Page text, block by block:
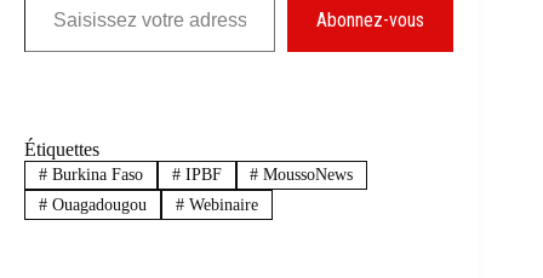
Abonnez-vous
Étiquettes
#Burkina Faso #IPBF # MoussoNews
#Ouagadougou #Webinaire